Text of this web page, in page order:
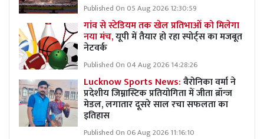
Published On 05 Aug 2026 12:30:59
गांव से स्टेडियम तक खेल प्रतिभाओं को मिलेगा
नया मंच,यूपी में तैयार हो रहा स्पोर्ट्स का मजबूत
नेटवर्क
Published On 04 Aug 2026 14:28:26
Lucknow Sports News:वैरोनिका वर्मा ने
प्रदेशीय जिम्नास्टिक प्रतियोगिता में जीता ब्रॉन्ज
मेडल, लगातार दूसरे साल रचा सफलता का
इतिहास
Published On 06 Aug 2026 11:16:10